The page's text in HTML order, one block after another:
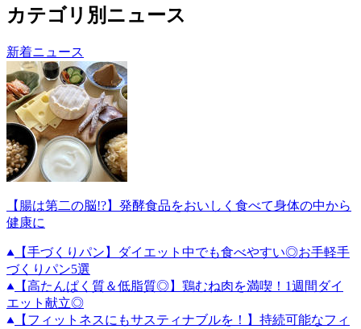
カテゴリ別ニュース
新着ニュース
【腸は第二の脳!?】発酵食品をおいしく食べて身体の中から
健康に
【手づくりパン】ダイエット中でも食べやすい◎お手軽手
づくりパン5選
【高たんぱく質＆低脂質◎】鶏むね肉を満喫！1週間ダイ
エット献立◎
【フィットネスにもサスティナブルを！】持続可能なフィ